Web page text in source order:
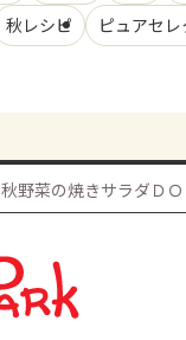
秋レシピ ピュアセ
秋野菜の焼きサラダＤＯ